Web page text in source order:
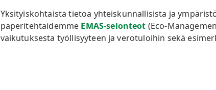
Yksityiskohtaista tietoa yhteiskunnallisista ja
paperitehtaidemme EMAS-selonteot (Eco-
vaikutuksesta työllisyyteen ja verotuloihin sekä